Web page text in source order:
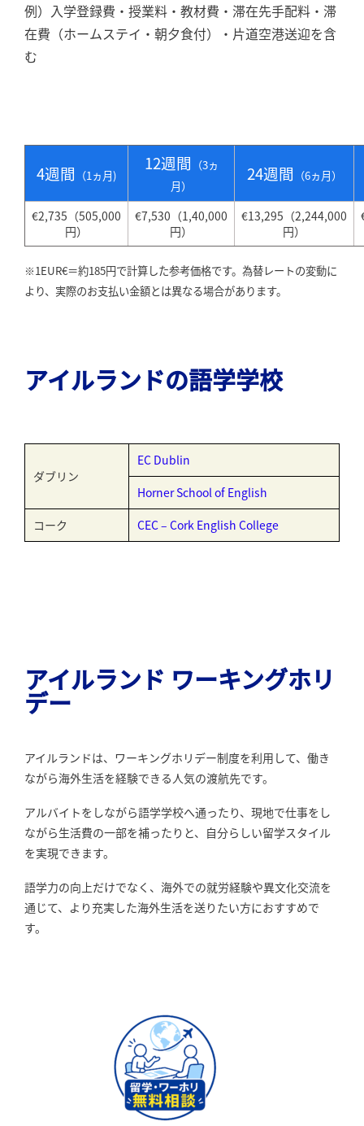
例）入学登録費・授業料・教材費・滞在先手配料・滞
在費（ホームステイ・朝夕食付）・片道空港送迎を含
む
4週間 （1ヵ月)
12週間 （3ヵ
月）
24週間 （6ヵ月）
€2,735（505,000
円）
€7,530（1,40,000
円）
€13,295（2,244,000
円）
※1EUR€＝約185円で計算した参考価格です。為替レートの変動に
より、実際のお支払い金額とは異なる場合があります。
アイルランドの語学学校
ダブリン
EC Dublin
Horner School of English
コーク
CEC – Cork English College
アイルランド ワーキングホリ
デー
アイルランドは、ワーキングホリデー制度を利用して、働き
ながら海外生活を経験できる人気の渡航先です。
アルバイトをしながら語学学校へ通ったり、現地で仕事をし
ながら生活費の一部を補ったりと、自分らしい留学スタイル
を実現できます。
語学力の向上だけでなく、海外での就労経験や異文化交流を
通じて、より充実した海外生活を送りたい方におすすめで
す。